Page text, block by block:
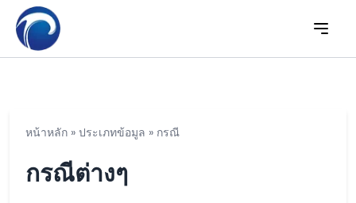
หน้าหลัก » ประเภทข้อมูล » กรณี
กรณีต่างๆ